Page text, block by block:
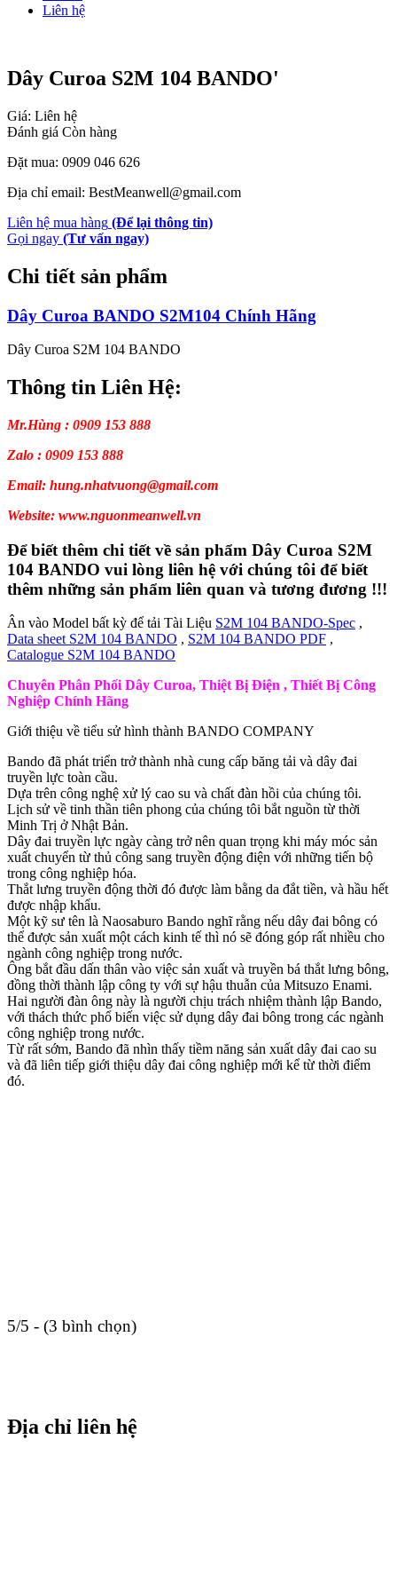
Liên hệ
Dây Curoa S2M 104 BANDO'
Giá: Liên hệ
Đánh giá Còn hàng
Đặt mua: 0909 046 626
Địa chỉ email: BestMeanwell@gmail.com
Liên hệ mua hàng (Để lại thông tin)
Gọi ngay (Tư vấn ngay)
Chi tiết sản phẩm
Dây Curoa BANDO S2M104 Chính Hãng
Dây Curoa S2M 104 BANDO
Thông tin Liên Hệ:
Mr.Hùng : 0909 153 888
Zalo : 0909 153 888
Email: hung.nhatvuong@gmail.com
Website: www.nguonmeanwell.vn
Để biết thêm chi tiết về sản phẩm Dây Curoa S2M
104 BANDO vui lòng liên hệ với chúng tôi để biết
thêm những sản phẩm liên quan và tương đương !!!
Ân vào Model bất kỳ để tải Tài Liệu S2M 104 BANDO-Spec ,
Data sheet S2M 104 BANDO , S2M 104 BANDO PDF ,
Catalogue S2M 104 BANDO
Chuyên Phân Phối Dây Curoa, Thiệt Bị Điện , Thiết Bị Công
Nghiệp Chính Hãng
Giới thiệu về tiểu sử hình thành BANDO COMPANY
Bando đã phát triển trở thành nhà cung cấp băng tải và dây đai
truyền lực toàn cầu.
Dựa trên công nghệ xử lý cao su và chất đàn hồi của chúng tôi.
Lịch sử về tinh thần tiên phong của chúng tôi bắt nguồn từ thời
Minh Trị ở Nhật Bản.
Dây đai truyền lực ngày càng trở nên quan trọng khi máy móc sản
xuất chuyển từ thủ công sang truyền động điện với những tiến bộ
trong công nghiệp hóa.
Thắt lưng truyền động thời đó được làm bằng da đắt tiền, và hầu hết
được nhập khẩu.
Một kỹ sư tên là Naosaburo Bando nghĩ rằng nếu dây đai bông có
thể được sản xuất một cách kinh tế thì nó sẽ đóng góp rất nhiều cho
ngành công nghiệp trong nước.
Ông bắt đầu dấn thân vào việc sản xuất và truyền bá thắt lưng bông,
đồng thời thành lập công ty với sự hậu thuẫn của Mitsuzo Enami.
Hai người đàn ông này là người chịu trách nhiệm thành lập Bando,
với thách thức phổ biến việc sử dụng dây đai bông trong các ngành
công nghiệp trong nước.
Từ rất sớm, Bando đã nhìn thấy tiềm năng sản xuất dây đai cao su
và đã liên tiếp giới thiệu dây đai công nghiệp mới kể từ thời điểm
đó.
5/5 - (3 bình chọn)
Địa chỉ liên hệ